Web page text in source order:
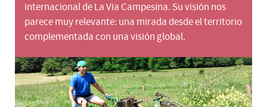
internacional de La Via Campesina. Su visión nos
parece muy relevante: una mirada desde el territorio
complementada con una visión global.